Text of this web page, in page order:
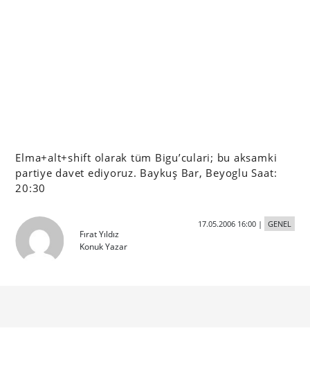
Elma+alt+shift olarak tüm Bigu’culari; bu aksamki
partiye davet ediyoruz. Baykuş Bar, Beyoglu Saat:
20:30
Fırat Yıldız
Konuk Yazar
17.05.2006 16:00| GENEL